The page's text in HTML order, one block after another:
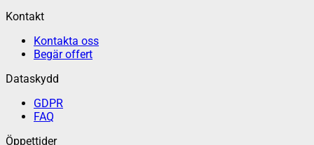
Kontakt
Kontakta oss
Begär offert
Dataskydd
GDPR
FAQ
Öppettider